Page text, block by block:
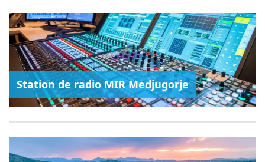
Station de radio MIR Medjugorje